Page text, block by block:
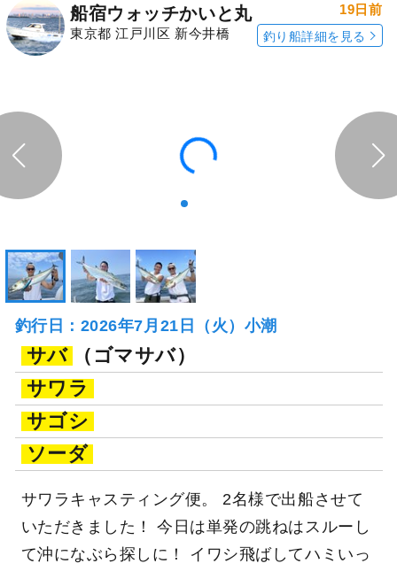
船宿ウォッチかいと丸
東京都 江戸川区 新今井橋
19日前
釣り船詳細を見る
釣行日：2026年7月21日（火）小潮
サバ
（ゴマサバ）
サワラ
サゴシ
ソーダ
サワラキャスティング便。 2名様で出船させて
いただきました！ 今日は単発の跳ねはスルーし
て沖になぶら探しに！ イワシ飛ばしてハミいっ